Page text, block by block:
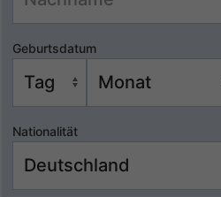
Geburtsdatum
Nationalität